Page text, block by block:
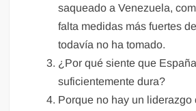
saqueado a Venezuela,
falta medidas más fuertes
todavía no ha tomado.
¿Por qué siente que
suficientemente dura?
Porque no hay un liderazgo